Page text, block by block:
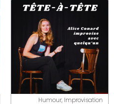
Humour, Improvisation